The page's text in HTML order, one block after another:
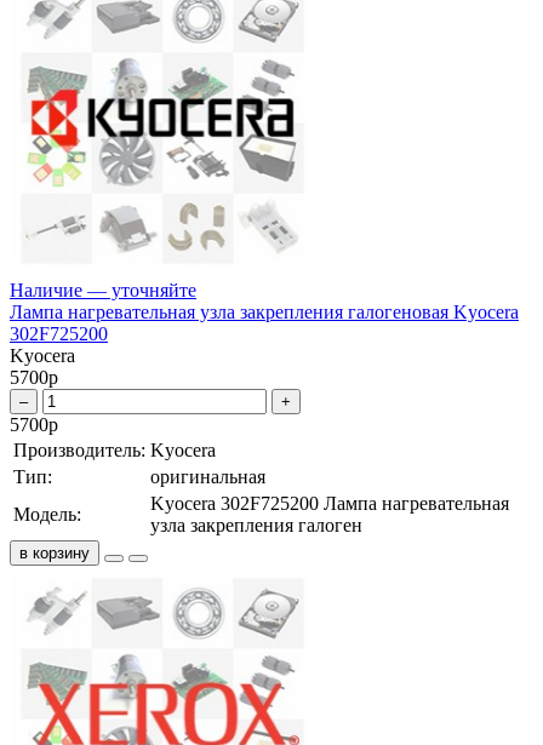
Наличие — уточняйте
Лампа нагревательная узла закрепления галогеновая Kyocera
302F725200
Kyocera
5700р
– +
5700р
Производитель: Kyocera
Тип:
оригинальная
Модель:
Kyocera 302F725200 Лампа нагревательная
узла закрепления галоген
в корзину